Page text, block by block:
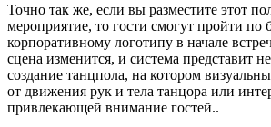
Точно так же, если вы разместите этот
мероприятие, то гости смогут пройти по
корпоративному логотипу в начале
сцена изменится, и система представит
создание танцпола, на котором
от движения рук и тела танцора или
привлекающей внимание гостей..